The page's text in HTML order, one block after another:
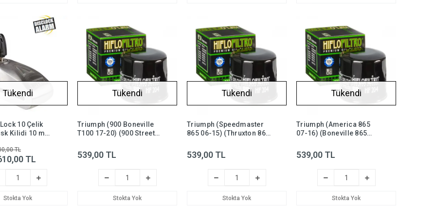
Tükendi
10 Çelik
Kilidi 10 mm
TL
TL
Stokta Yok
Tükendi
Triumph (900 Boneville
T100 17-20) (900 Street
Filtresi Hiflo HF204
539,00 TL
Stokta Yok
Tükendi
Triumph (Speedmaster
865 06-15) (Thruxton 865
HF204
539,00 TL
Stokta Yok
Tükendi
Triumph (America 865
07-16) (Boneville 865
Hiflo HF204
539,00 TL
Stokta Yok